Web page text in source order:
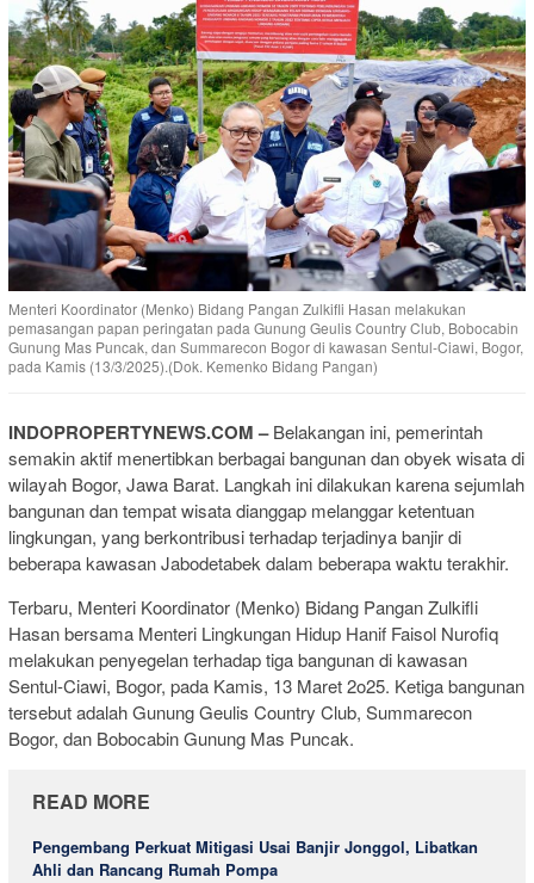
Menteri Koordinator (Menko) Bidang Pangan Zulkifli Hasan melakukan
pemasangan papan peringatan pada Gunung Geulis Country Club, Bobocabin
Gunung Mas Puncak, dan Summarecon Bogor di kawasan Sentul-Ciawi, Bogor,
pada Kamis (13/3/2025).(Dok. Kemenko Bidang Pangan)
INDOPROPERTYNEWS.COM –Belakangan ini, pemerintah
semakin aktif menertibkan berbagai bangunan dan obyek wisata di
wilayah Bogor, Jawa Barat. Langkah ini dilakukan karena sejumlah
bangunan dan tempat wisata dianggap melanggar ketentuan
lingkungan, yang berkontribusi terhadap terjadinya banjir di
beberapa kawasan Jabodetabek dalam beberapa waktu terakhir.
Terbaru, Menteri Koordinator (Menko) Bidang Pangan Zulkifli
Hasan bersama Menteri Lingkungan Hidup Hanif Faisol Nurofiq
melakukan penyegelan terhadap tiga bangunan di kawasan
Sentul-Ciawi, Bogor, pada Kamis, 13 Maret 2o25. Ketiga bangunan
tersebut adalah Gunung Geulis Country Club, Summarecon
Bogor, dan Bobocabin Gunung Mas Puncak.
READ MORE
Pengembang Perkuat Mitigasi Usai Banjir Jonggol, Libatkan
Ahli dan Rancang Rumah Pompa